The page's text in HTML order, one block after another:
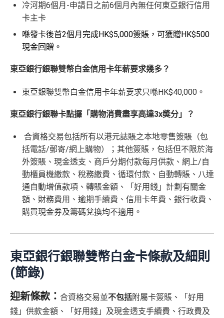
冷河期6個月-申請日之前6個月內無任何東亞銀行信用
卡主卡
喺發卡後首2個月完成HK$5,000簽賬，可獲贈HK$500
現金回贈。
東亞銀行銀聯雙幣白金信用卡年薪要求幾多？
東亞銀聯雙幣白金信用卡年薪要求只喺HK$40,000。
東亞銀行銀聯卡點攞「購物消費盡享高達3x奬分」？
合資格交易包括所有以港元誌賬之本地零售簽賬（包
括電話/郵寄/網上購物）；其他簽賬，包括但不限於海
外簽賬、現金透支、商戶分期付款每月供款、網上/自
動櫃員機繳款、稅務繳費、循環付款、自動轉賬、八達
通自動增值款項、轉賬金額、「好用錢」計劃有關金
額、財務費用、逾期手續費、信用卡年費、銀行收費、
購買現金券及籌碼兌換均不適用。
東亞銀行銀聯雙幣白金卡條款及細則
(節錄)
迎新條款： 合資格交易並不包括附屬卡簽賬、「好用
錢」供款金額、「好用錢」及現金透支手續費、行政費及